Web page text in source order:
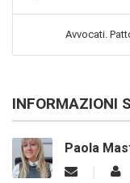
Avvocati.
INFORMAZIONI
Paola